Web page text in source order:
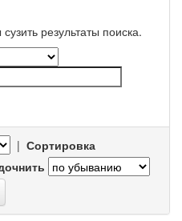
результаты поиска.
| Сортировка